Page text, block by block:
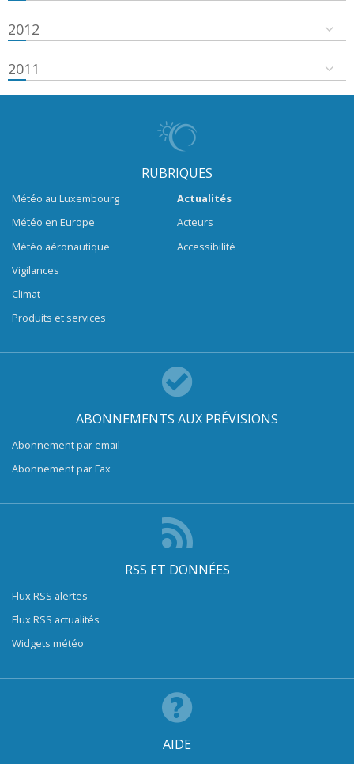
2012
2011
RUBRIQUES
Météo au Luxembourg
Météo en Europe
Météo aéronautique
Vigilances
Climat
Produits et services
Actualités
Acteurs
Accessibilité
ABONNEMENTS AUX PRÉVISIONS
Abonnement par email
Abonnement par Fax
RSS ET DONNÉES
Flux RSS alertes
Flux RSS actualités
Widgets météo
AIDE